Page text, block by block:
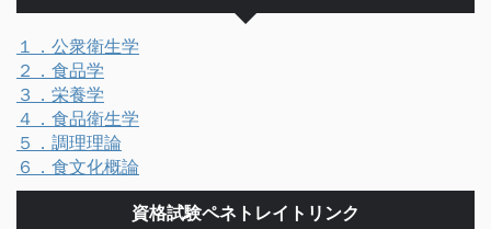
１．公衆衛生学
２．食品学
３．栄養学
４．食品衛生学
５．調理理論
６．食文化概論
資格試験ペネトレイトリンク